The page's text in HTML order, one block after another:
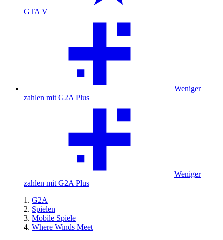
GTA V
Weniger
zahlen mit G2A Plus
Weniger
zahlen mit G2A Plus
G2A
Spielen
Mobile Spiele
Where Winds Meet